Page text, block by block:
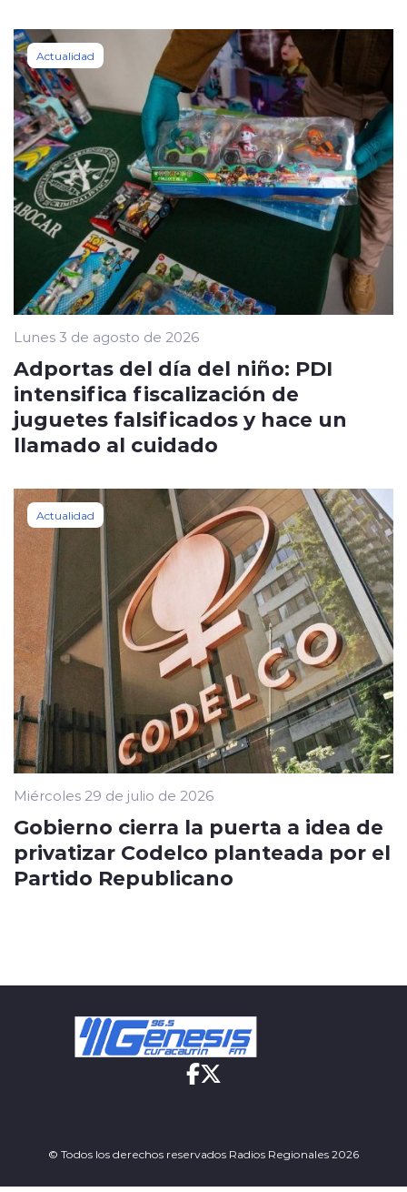
Actualidad
Lunes 3 de agosto de 2026
Adportas del día del niño: PDI
intensifica fiscalización de
juguetes falsificados y hace un
llamado al cuidado
Actualidad
Miércoles 29 de julio de 2026
Gobierno cierra la puerta a idea de
privatizar Codelco planteada por el
Partido Republicano
© Todos los derechos reservados Radios Regionales 2026